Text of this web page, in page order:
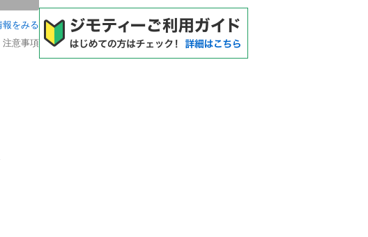
報をみる
注意事項